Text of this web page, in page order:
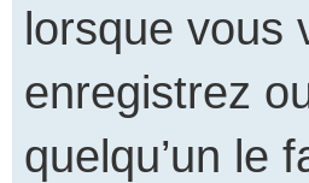
lorsque vous
enregistrez
quelqu’un le